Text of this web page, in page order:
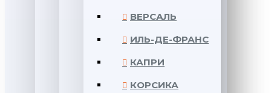
ВЕРСАЛЬ
ИЛЬ-ДЕ-ФРАНС
КАПРИ
КОРСИКА